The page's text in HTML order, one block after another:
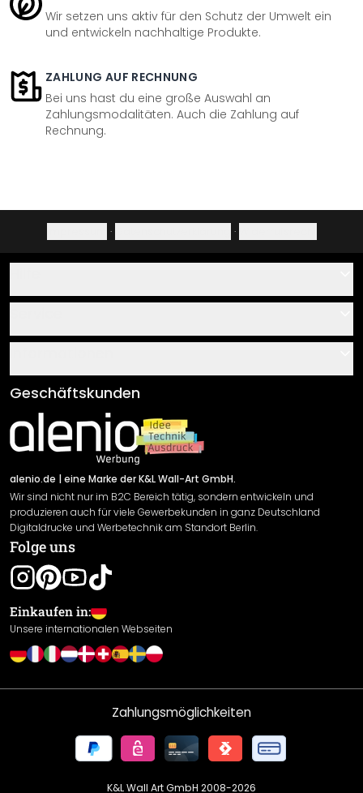
Wir setzen uns aktiv für den Schutz der Umwelt ein
und entwickeln nachhaltige Produkte.
ZAHLUNG AUF RECHNUNG
Bei uns hast du eine große Auswahl an
Zahlungsmodalitäten. Auch die Zahlung auf
Rechnung.
· ·
Über uns
Klebe- und Montageanleitungen
Newsletter An-/Abmeldung
Sendungsverfolgung
AGB
Impressum
Versand & Zahlung
Rücksendung
Widerrufsrecht
Datenschutzerklärung
Gewährleistung
Leistungserklärung / CE-Zeichen
Cookie Einstellungen
Geschäftskunden
alenio.de | eine Marke der K&L Wall-Art GmbH.
Wir sind nicht nur im B2C Bereich tätig, sondern entwickeln und
produzieren auch für viele Gewerbekunden in ganz Deutschland
Digitaldrucke und Werbetechnik am Standort Berlin.
Folge uns
Einkaufen in:
Unsere internationalen Webseiten
Zahlungsmöglichkeiten
K&L Wall Art GmbH 2008-2026